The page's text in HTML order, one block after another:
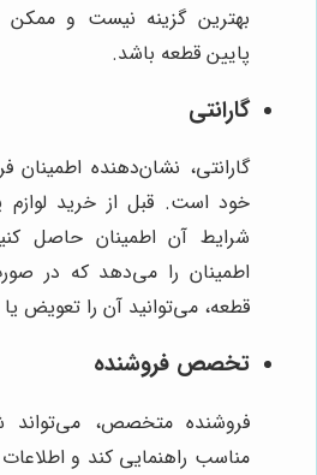
بهترین گزینه نیست و
پایین قطعه باشد.
گارانتی
گارانتی، نشان‌دهنده
خود است. قبل از خرید لوازم
شرایط آن اطمینان حاصل
اطمینان را می‌دهد که در
قطعه، می‌توانید آن را تعویض یا
تخصص فروشنده
فروشنده متخصص، می‌تواند
مناسب راهنمایی کند و